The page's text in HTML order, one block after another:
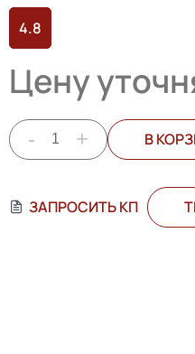
4.8
Цену
- + В
ЗАПРОСИТЬ КП